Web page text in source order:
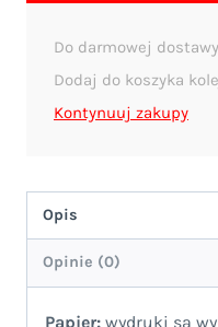
Do darmowej
Dodaj do koszyka
Kontynuuj zakupy
Opis
Opinie (0)
Papier: wydruki są